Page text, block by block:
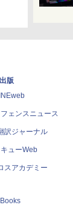
版
ェンスニュース
訳ジャーナル
ューWeb
スアカデミー